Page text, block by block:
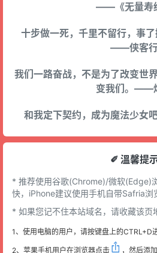
——《无量寿
十步做一死，千里不留行，事
——侠客
我们一路奋战，不是为了改变世
变我们。——
和我定下契约，成为魔法少女
✐ 溫馨提
* 推荐使用谷歌(Chrome)/微软(Edge)
快，iPhone建议使用手机自带Safria浏
* 如果您记不住本站域名，请收藏该页
1、使用电脑的用户，请按键盘上的CTRL+D
2、苹果手机用户在浏览器点击 ，然后添